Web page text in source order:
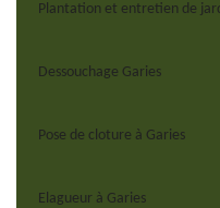
Plantation et entretien de
Dessouchage Garies
Pose de cloture à Garies
Elagueur à Garies